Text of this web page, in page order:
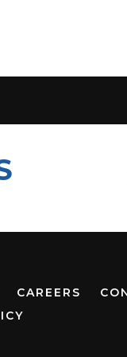
CAREERS